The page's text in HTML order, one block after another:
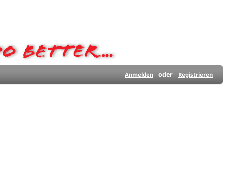
Anmelden oder Registrieren